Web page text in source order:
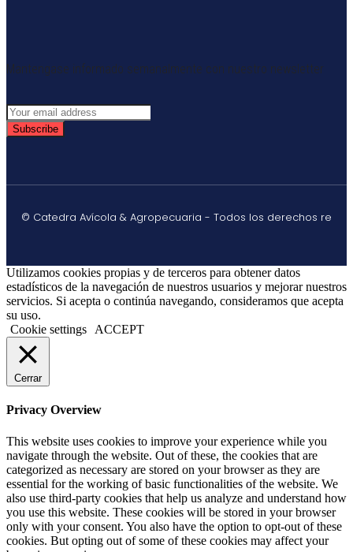
Mantengase informado semanalmente con nuestro newsletter
Subscribe
© Catedra Avícola & Agropecuaria - Todos los derechos re
Utilizamos cookies propias y de terceros para obtener datos
estadísticos de la navegación de nuestros usuarios y mejorar nuestros
servicios. Si acepta o continúa navegando, consideramos que acepta
su uso.
Cookie settings
ACCEPT
Cerrar
Privacy Overview
This website uses cookies to improve your experience while you
navigate through the website. Out of these, the cookies that are
categorized as necessary are stored on your browser as they are
essential for the working of basic functionalities of the website. We
also use third-party cookies that help us analyze and understand how
you use this website. These cookies will be stored in your browser
only with your consent. You also have the option to opt-out of these
cookies. But opting out of some of these cookies may affect your